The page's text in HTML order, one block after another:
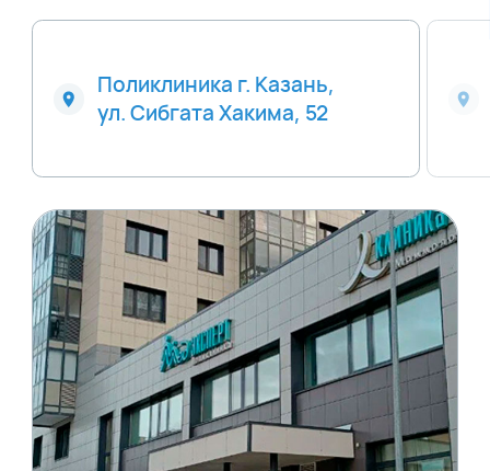
Поликлиника г. Казань,
ул. Сибгата Хакима, 52